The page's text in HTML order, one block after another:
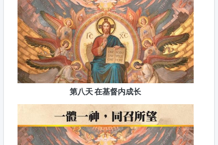
第八天 在基督内成长